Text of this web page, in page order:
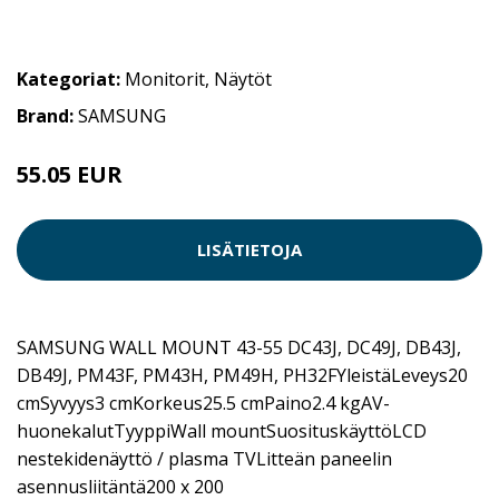
Kategoriat: Monitorit, Näytöt
Brand:SAMSUNG
55.05 EUR
LISÄTIETOJA
SAMSUNG WALL MOUNT 43-55 DC43J, DC49J, DB43J,
DB49J, PM43F, PM43H, PM49H, PH32FYleistäLeveys20
cmSyvyys3 cmKorkeus25.5 cmPaino2.4 kgAV-
huonekalutTyyppiWall mountSuosituskäyttöLCD
nestekidenäyttö / plasma TVLitteän paneelin
asennusliitäntä200 x 200